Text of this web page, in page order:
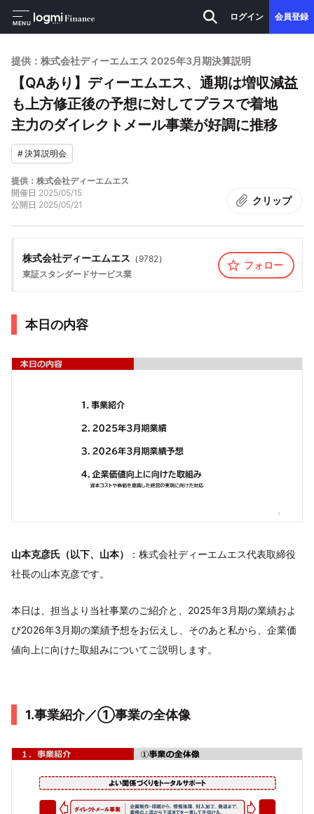
MENU
ログイン 会員登録
提供：株式会社ディーエムエス 2025年3月期決算説明
【QAあり】ディーエムエス、通期は増収減益
も上方修正後の予想に対してプラスで着地
主力のダイレクトメール事業が好調に推移
#決算説明会
提供：株式会社ディーエムエス
開催日 2025/05/15
公開日 2025/05/21 クリップ
株式会社ディーエムエス （ 9782）
東証スタンダードサービス業
フォロー
本日の内容
山本克彦氏（以下、山本）
：株式会社ディーエムエス代表取締役
社長の山本克彦です。
本日は、担当より当社事業のご紹介と、2025年3月期の業績およ
び2026年3月期の業績予想をお伝えし、そのあと私から、企業価
値向上に向けた取組みについてご説明します。
1.事業紹介／①事業の全体像